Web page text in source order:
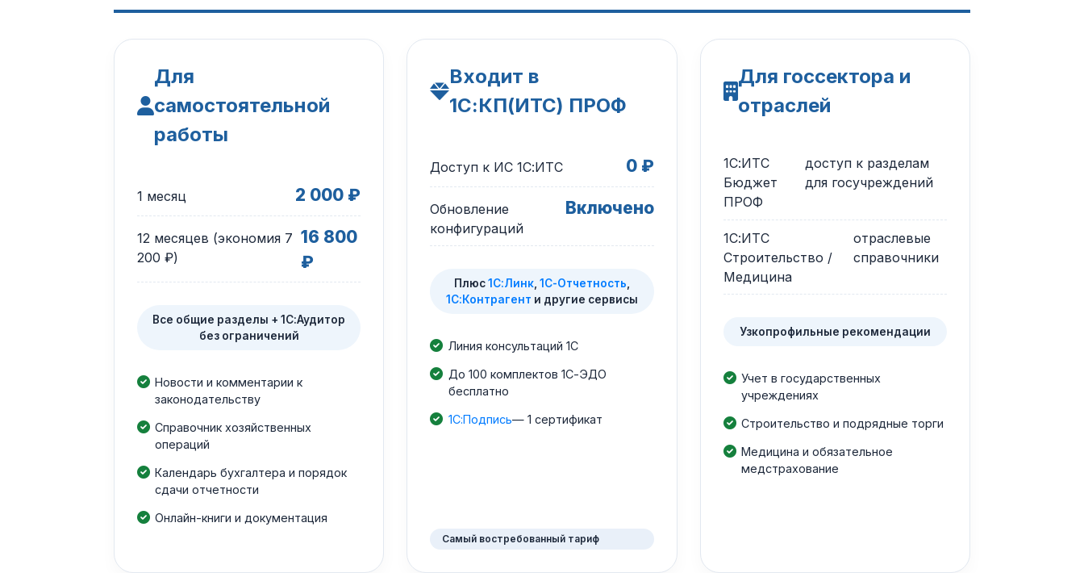
Для
самостоятельной
работы
1 месяц 2 000 ₽
12 месяцев (экономия 7
200 ₽)
16 800
₽
Все общие разделы + 1С:Аудитор
без ограничений
Новости и комментарии к
законодательству
Справочник хозяйственных
операций
Календарь бухгалтера и порядок
сдачи отчетности
Онлайн-книги и документация
Входит в
1С:КП(ИТС) ПРОФ
Доступ к ИС 1С:ИТС 0 ₽
Обновление
конфигураций
Включено
Плюс1С:Линк, 1С-Отчетность
1С:Контрагент и другие сервисы
Линия консультаций 1С
До 100 комплектов 1С-ЭДО
бесплатно
1С:Подпись— 1 сертификат
Самый востребованный тариф
Для госсектора и
отраслей
1С:ИТС
Бюджет
ПРОФ
доступ к разделам
для госучреждений
1С:ИТС
Строительство /
Медицина
отраслевые
справочники
Узкопрофильные рекомендации
Учет в государственных
учреждениях
Строительство и подрядные торги
Медицина и обязательное
медстрахование